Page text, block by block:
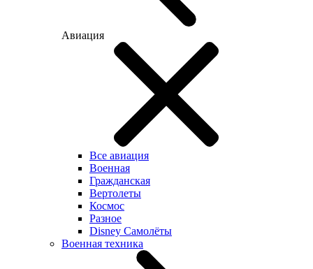
Авиация
Все авиация
Военная
Гражданская
Вертолеты
Космос
Разное
Disney Самолёты
Военная техника